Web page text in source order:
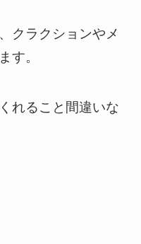
クラクションやメ
す。
れること間違いな